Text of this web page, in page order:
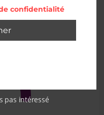
confidentialité
pas intéressé